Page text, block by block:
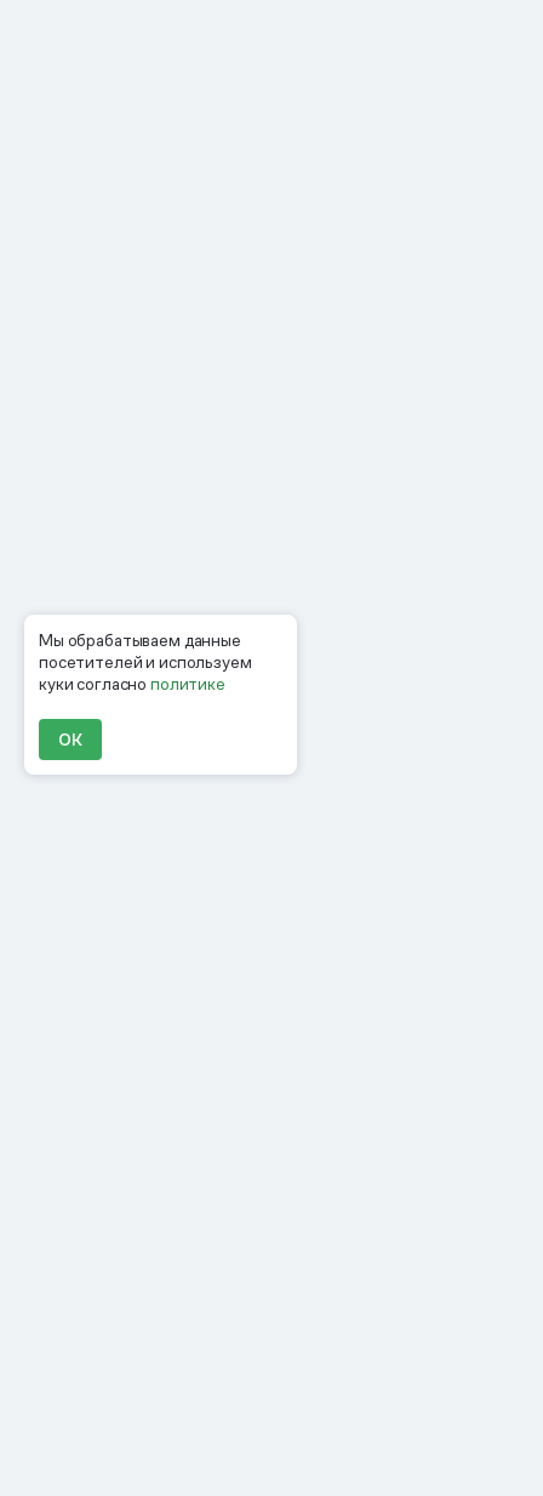
Мы обрабатываем данные
посетителей и используем
куки согласнополитике
ОК